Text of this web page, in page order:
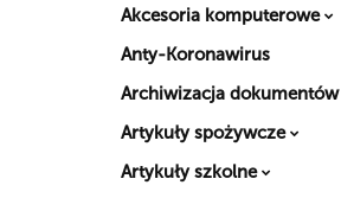
Akcesoria komputerowe
Anty-Koronawirus
Archiwizacja dokumentów
Artykuły spożywcze
Artykuły szkolne